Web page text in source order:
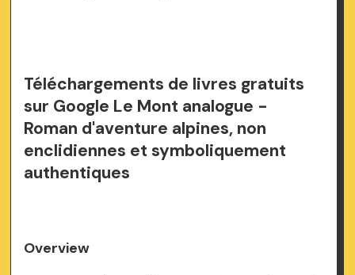
Téléchargements de livres gratuits
sur Google Le Mont analogue -
Roman d'aventure alpines, non
enclidiennes et symboliquement
authentiques
Overview